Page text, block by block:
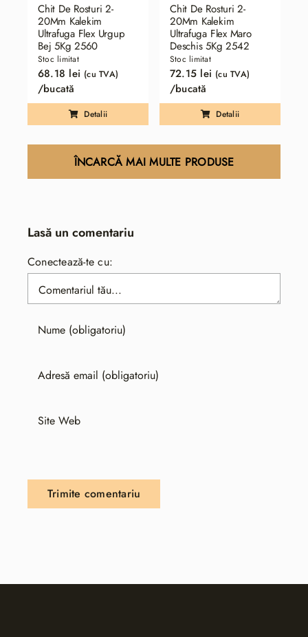
Chit De Rosturi 2-
20Mm Kalekim
Ultrafuga Flex Urgup
Bej 5Kg 2560
Stoc limitat
68.18 lei (cu TVA)
/bucată
Detalii
Chit De Rosturi 2-
20Mm Kalekim
Ultrafuga Flex Maro
Deschis 5Kg 2542
Stoc limitat
72.15 lei (cu TVA)
/bucată
Detalii
ÎNCARCĂ MAI MULTE PRODUSE
Lasă un comentariu
Conectează-te cu: